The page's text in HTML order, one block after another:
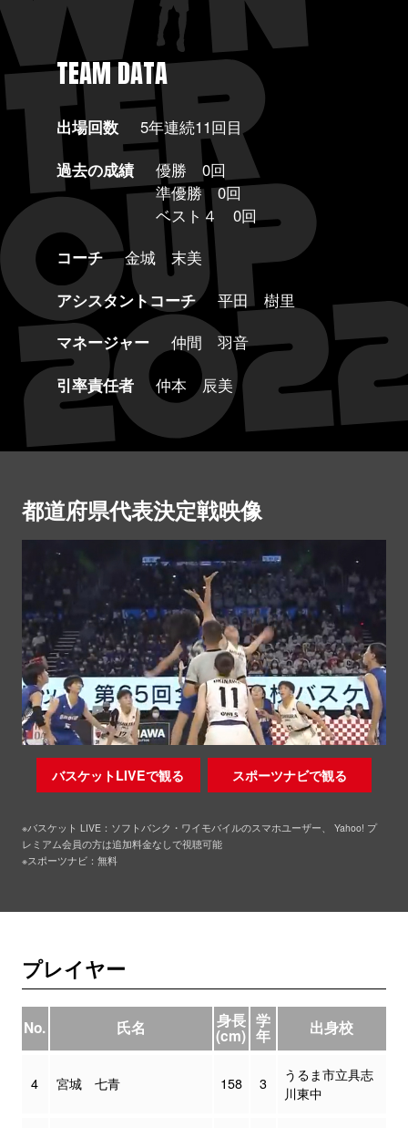
TEAM DATA
出場回数
5年連続11回目
過去の成績
優勝 0回
準優勝 0回
ベスト４ 0回
コーチ
金城 末美
アシスタントコーチ
平田 樹里
マネージャー
仲間 羽音
引率責任者
仲本 辰美
都道府県代表決定戦映像
バスケットLIVEで観る スポーツナビで観る
※バスケット LIVE：ソフトバンク・ワイモバイルのスマホユーザー、 Yahoo! プ
レミアム会員の方は追加料金なしで視聴可能
※スポーツナビ：無料
プレイヤー
No. 氏名 身長
(cm)
学
年 出身校
4 宮城 七青 158 3
うるま市立具志
川東中